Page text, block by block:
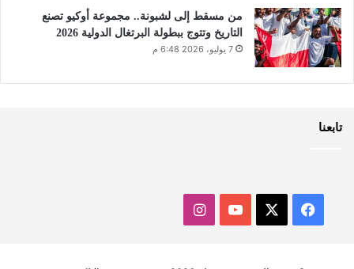
من مسقط إلى لشبونة.. مجموعة أوكيو تصنع
التاريخ وتتوج ببطولة البرتغال الدولية 2026
7 يوليو، 2026 6:48 م
تابعنا
فيسبوك ‫YouTubeانستقرام